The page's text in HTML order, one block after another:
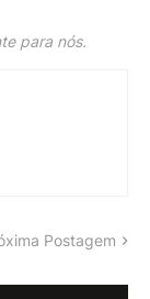
para nós.
Postagem